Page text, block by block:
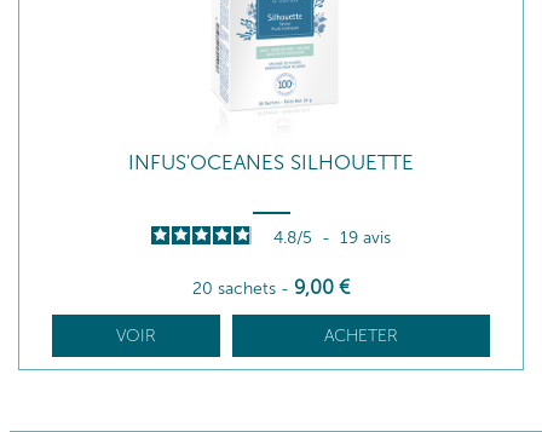
INFUS'OCEANES SILHOUETTE
4.8/5 - 19 avis
20 sachets - 9,00 €
VOIR ACHETER